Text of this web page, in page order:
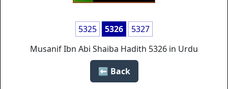
5325 5326
5327
Musanif Ibn Abi Shaiba Hadith 5326 in Urdu
Back ⬅️